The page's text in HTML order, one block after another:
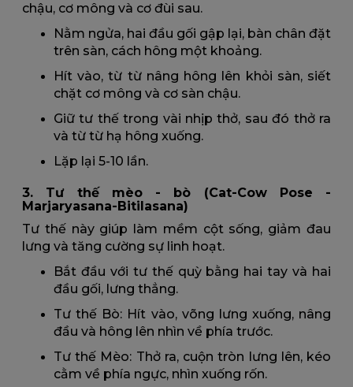
chậu, cơ mông và cơ đùi sau.
Nằm ngửa, hai đầu gối gập lại, bàn chân đặt
trên sàn, cách hông một khoảng.
Hít vào, từ từ nâng hông lên khỏi sàn, siết
chặt cơ mông và cơ sàn chậu.
Giữ tư thế trong vài nhịp thở, sau đó thở ra
và từ từ hạ hông xuống.
Lặp lại 5-10 lần.
3. Tư thế mèo - bò (Cat-Cow Pose -
Marjaryasana-Bitilasana)
Tư thế này giúp làm mềm cột sống, giảm đau
lưng và tăng cường sự linh hoạt.
Bắt đầu với tư thế quỳ bằng hai tay và hai
đầu gối, lưng thẳng.
Tư thế Bò: Hít vào, võng lưng xuống, nâng
đầu và hông lên nhìn về phía trước.
Tư thế Mèo: Thở ra, cuộn tròn lưng lên, kéo
cằm về phía ngực, nhìn xuống rốn.